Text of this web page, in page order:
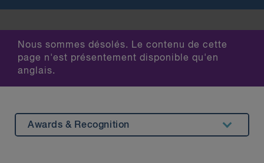
Nous sommes désolés. Le contenu de cette
page n'est présentement disponible qu'en
anglais.
Awards & Recognition